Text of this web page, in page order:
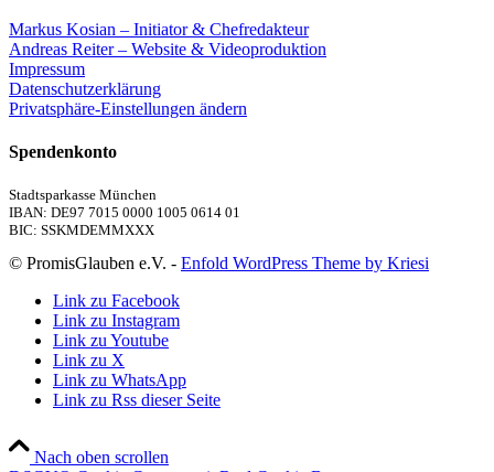
Markus Kosian – Initiator & Chefredakteur
Andreas Reiter – Website & Videoproduktion
Impressum
Datenschutzerklärung
Privatsphäre-Einstellungen ändern
Spendenkonto
Stadtsparkasse München
IBAN: DE97 7015 0000 1005 0614 01
BIC: SSKMDEMMXXX
© PromisGlauben e.V. - Enfold WordPress Theme by Kriesi
Link zu Facebook
Link zu Instagram
Link zu Youtube
Link zu X
Link zu WhatsApp
Link zu Rss dieser Seite
Nach oben scrollen